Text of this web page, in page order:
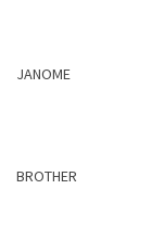
JANOME
BROTHER